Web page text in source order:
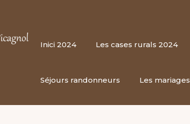
Inici 2024 Les cases rurals 2024
Séjours randonneurs Les mariages